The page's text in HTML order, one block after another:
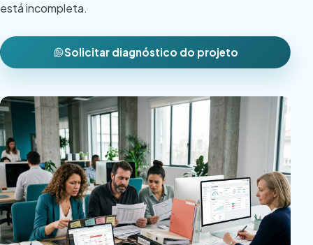
está incompleta.
Solicitar diagnóstico do projeto